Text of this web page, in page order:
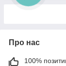
Про нас
100%